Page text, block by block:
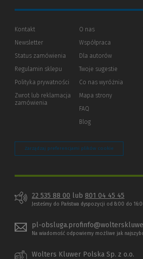
Kontakt
Newsletter
Status zamówienia
Regulamin sklepu
Polityka prywatności (Nowe
(Link
innej
Zwrot lub reklamacja
zamówienia
O nas
Współpraca
Dla autorów(Nowe
(Link
innej
strony)
Twoje sugestie
Co nas wyróżnia
Mapa strony
FAQ
Blog
Zarządzaj preferencjami plików cookie
22 535 88 00 lub 801 04 45 45
Jesteśmy do Państwa dyspozycji od 8:00 do
pl-
Na wiadomość odpowiemy możliwe jak
Wolters Kluwer Polska Sp. z o.o.